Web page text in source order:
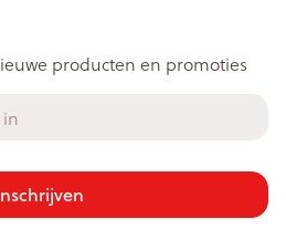
producten en promoties